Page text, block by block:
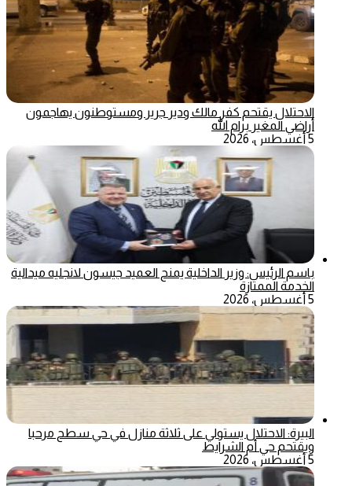
الاحتلال يقتحم كفر مالك ودير جرير ومستوطنون يهاجمون
أراضي المغير برام الله
5 أغسطس، 2026
باسم الرئيس: وزير الداخلية يمنح العميد جيسون لانجليه ميدالية
الخدمة الممتازة
5 أغسطس، 2026
البيرة: الاحتلال يستولي على ثلاثة منازل في حي سطح مرحبا
ويقتحم حي أم الشرايط
5 أغسطس، 2026